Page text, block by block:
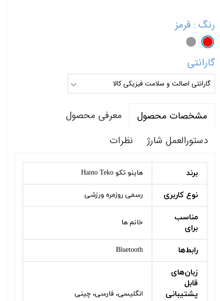
رنگ : قرمز
گارانتی
گارانتی اصالت و سلامت فیزیکی کالا
مشخصات محصول
معرفی محصول
دستورالعمل شارژ
نظرات
برند هاینو تکو Haino Teko
نوع کاربری رسمی روزمره ورزشی
مناسب
برای
خانم ها
رابط‌ها Bluetooth
زبان‌های
قابل
پشتیبانی
انگلیسی، فارسی، چینی